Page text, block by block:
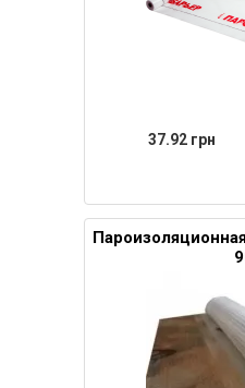
37.92 грн